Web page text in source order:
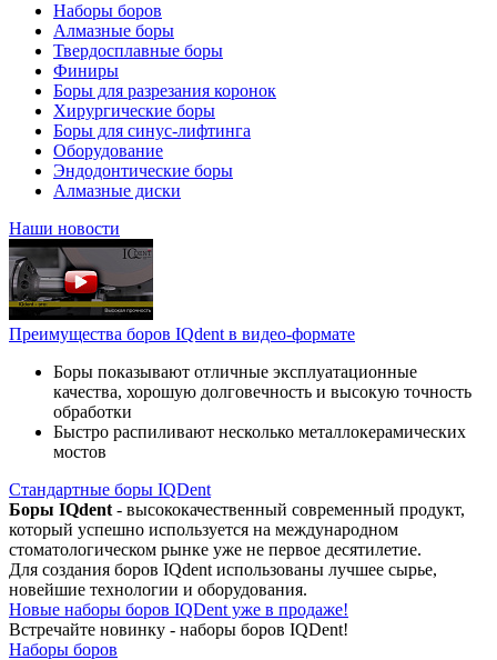
Наборы боров
Алмазные боры
Твердосплавные боры
Финиры
Боры для разрезания коронок
Хирургические боры
Боры для синус-лифтинга
Оборудование
Эндодонтические боры
Алмазные диски
Наши новости
Преимущества боров IQdent в видео-формате
Боры показывают отличные эксплуатационные
качества, хорошую долговечность и высокую точность
обработки
Быстро распиливают несколько металлокерамических
мостов
Стандартные боры IQDent
Боры IQdent - высококачественный современный продукт,
который успешно используется на международном
стоматологическом рынке уже не первое десятилетие.
Для создания боров IQdent использованы лучшее сырье,
новейшие технологии и оборудования.
Новые наборы боров IQDent уже в продаже!
Встречайте новинку - наборы боров IQDent!
Наборы боров